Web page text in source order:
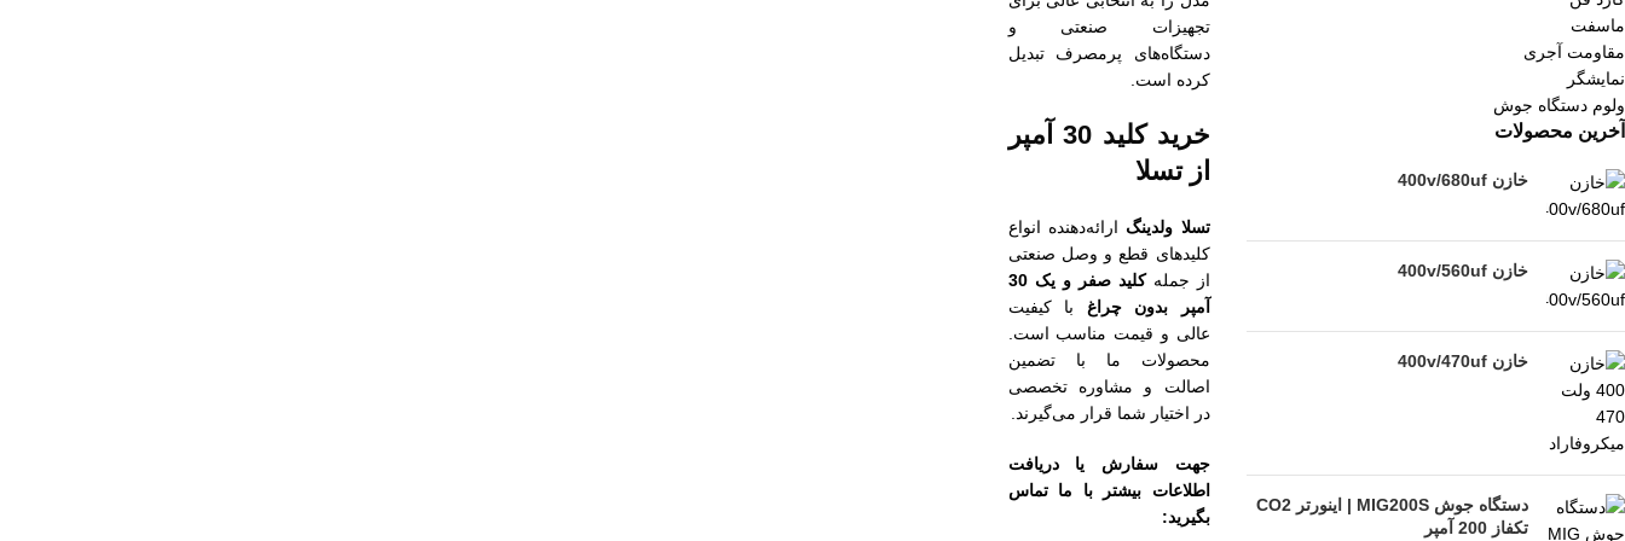
ماسفت
مقاومت آجری
نمایشگر
ولوم دستگاه جوش
آخرین محصولات
خازن 400v/680uf
خازن 400v/560uf
خازن 400v/470uf
دستگاه جوش MIG200S | اینورتر CO2
تکفاز 200 آمپر
تجهیزات صنعتی و
دستگاه‌های پرمصرف تبدیل
کرده است.
خرید کلید 30 آمپر
از تسلا
تسلا ولدینگ ارائه‌دهنده انواع
کلیدهای قطع و وصل صنعتی
از جمله
کلید صفر و یک 30
آمپر بدون چراغ با کیفیت
عالی و قیمت مناسب است.
محصولات ما با تضمین
اصالت و مشاوره تخصصی
در اختیار شما قرار می‌گیرند.
جهت سفارش یا دریافت
اطلاعات بیشتر با ما تماس
بگیرید: